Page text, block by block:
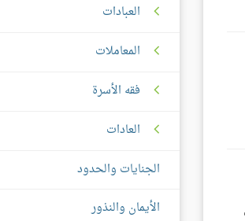
العبادات
المعاملات
فقه الأسرة
العادات
الجنايات والحدود
الأيمان والنذور